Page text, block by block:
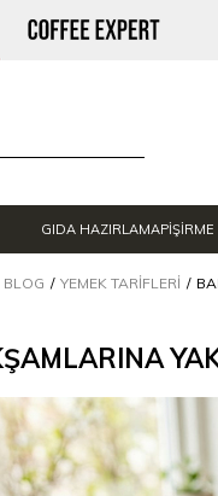
GIDA HAZIRLAMA
BLOG YEMEK TARIFLERI